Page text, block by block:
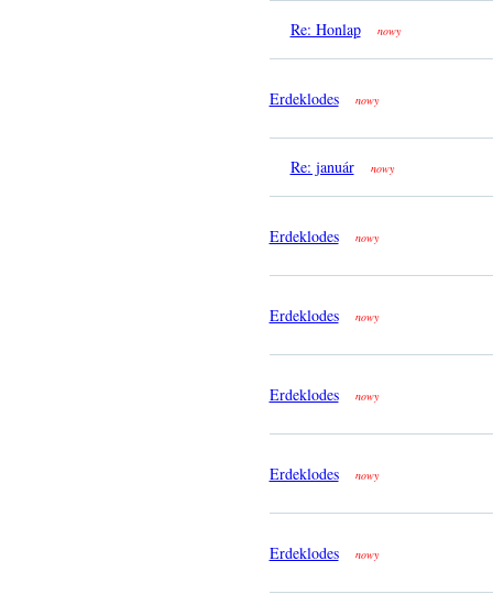
Re: Honlap nowy
Erdeklodes nowy
Re: január nowy
Erdeklodes nowy
Erdeklodes nowy
Erdeklodes nowy
Erdeklodes nowy
Erdeklodes nowy